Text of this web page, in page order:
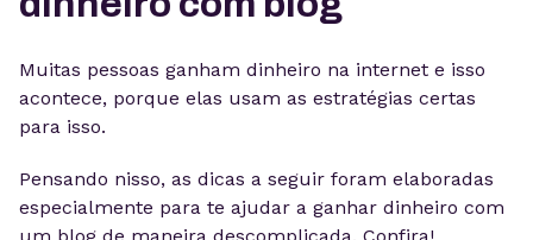
Muitas pessoas ganham dinheiro na internet e isso
acontece, porque elas usam as estratégias certas
para isso.
Pensando nisso, as dicas a seguir foram elaboradas
especialmente para te ajudar a ganhar dinheiro com